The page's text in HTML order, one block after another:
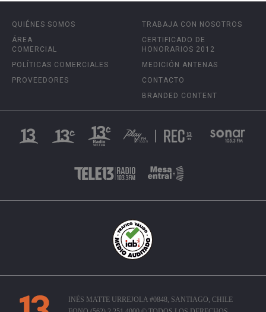
QUIÉNES SOMOS
ÁREA
COMERCIAL
POLÍTICAS COMERCIALES
PROVEEDORES
TRABAJA CON NOSOTROS
CERTIFICADO DE
HONORARIOS 2012
MEDICIÓN ANTENAS
CONTACTO
BRANDED CONTENT
INÉS MATTE URREJOLA #0848, SANTIAGO, CHILE